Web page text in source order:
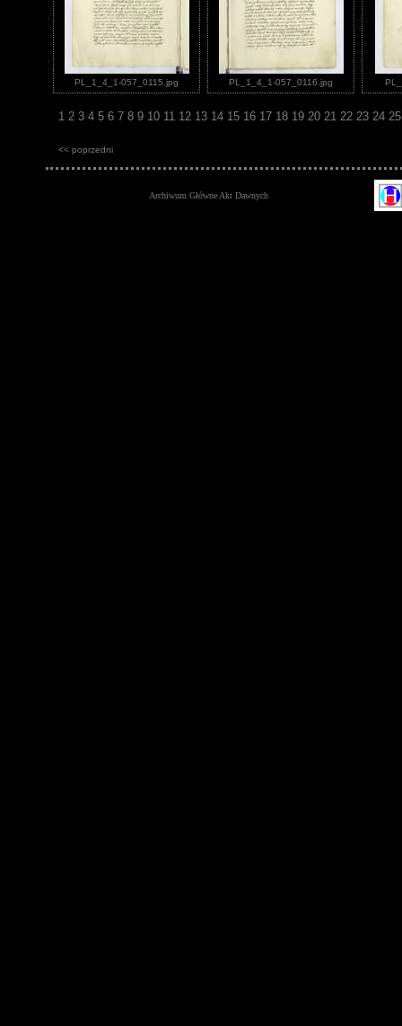
PL_1_4_1-057_0115.jpg PL_1_4_1-057_0116.jpg
1 2 3 4 5 6 7 8 9 10 11 12 13 14 15 16 17 18 19 20 21 22 23 24
<< poprzedni
Archiwum Główne Akt Dawnych